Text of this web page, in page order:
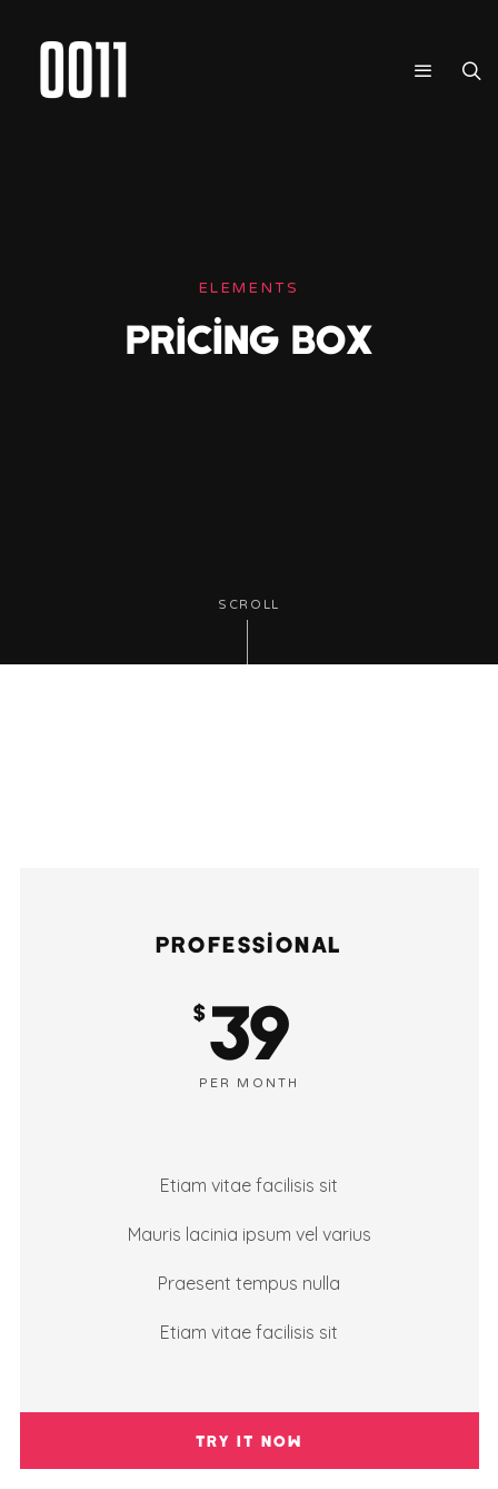
ELEMENTS
PRICING BOX
SCROLL
PROFESSIONAL
$39
PER MONTH
Etiam vitae facilisis sit
Mauris lacinia ipsum vel varius
Praesent tempus nulla
Etiam vitae facilisis sit
TRY IT NOW